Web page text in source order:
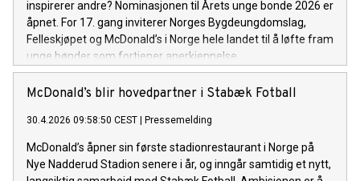
inspirerer andre? Nominasjonen til Årets unge bonde 2026 er
åpnet. For 17. gang inviterer Norges Bygdeungdomslag,
Felleskjøpet og McDonald’s i Norge hele landet til å løfte fram
unge bønder som fortjener anerkjennelse.
McDonald’s blir hovedpartner i Stabæk Fotball
30.4.2026 09:58:50 CEST Pressemelding
McDonald’s åpner sin første stadionrestaurant i Norge på
Nye Nadderud Stadion senere i år, og inngår samtidig et nytt,